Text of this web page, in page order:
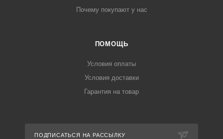
Почему покупают у нас
ПОМОЩЬ
Условия оплаты
Условия доставки
Гарантия на товар
ПОДПИСАТЬСЯ НА РАССЫЛКУ